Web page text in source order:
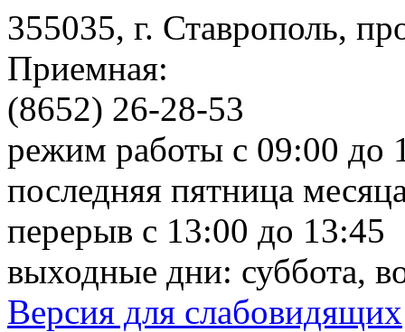
355035, г. Ставрополь,
Приемная:
(8652) 26-28-53
режим работы с 09:00 до
последняя пятница
перерыв с 13:00 до 13:45
выходные дни: суббота,
Версия для слабовидящих